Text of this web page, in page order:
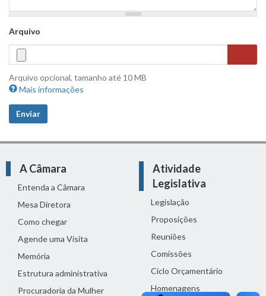
Arquivo
Arquivo opcional, tamanho até 10 MB
Mais informações
Arquivos devem ter menos que
Tipos de arquivos permitidos:
mp3 ogg wav bz2 gz rar zip.
Enviar
A Câmara
Entenda a Câmara
Mesa Diretora
Como chegar
Agende uma Visita
Memória
Estrutura administrativa
Procuradoria da Mulher
Atividade
Legislativa
Legislação
Proposições
Reuniões
Comissões
Ciclo Orçamentário
Homenagens